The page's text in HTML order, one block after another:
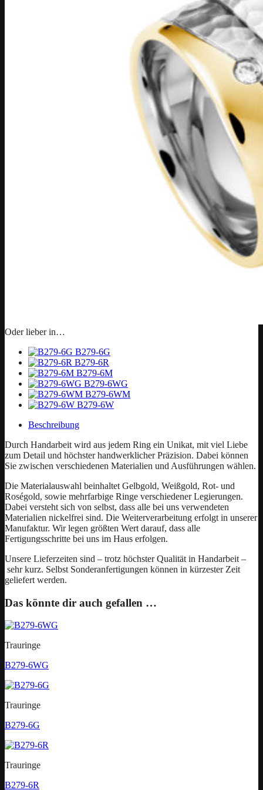
Oder lieber in…
B279-6G
B279-6R
B279-6M
B279-6WG
B279-6WM
B279-6W
Beschreibung
Durch Handarbeit wird aus jedem Ring ein Unikat, mit viel Liebe
zum Detail und höchster handwerklicher Präzision. Dabei können
Sie zwischen verschiedenen Materialien und Ausführungen wählen.
Die Materialauswahl beinhaltet Gelbgold, Weißgold, Rot- und
Roségold, sowie mehrfarbige Ringe verschiedener Legierungen.
Dabei versteht sich von selbst, dass alle bei uns verwendeten
Materialien nickelfrei sind. Die Weiterverarbeitung erfolgt in unserer
Manufaktur. Wir legen größten Wert darauf, dass alle
Fertigungsschritte bei uns im Haus erfolgen.
Unsere Lieferzeiten sind – trotz höchster Qualität in Handarbeit –
sehr kurz. Selbst Sonderanfertigungen können in kürzester Zeit
geliefert werden.
Das könnte dir auch gefallen …
Trauringe
B279-6WG
Trauringe
B279-6G
Trauringe
B279-6R